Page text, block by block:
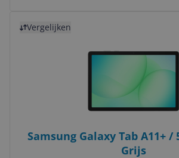
Vergelijken
Samsung Galaxy Tab A11+ /
Grijs